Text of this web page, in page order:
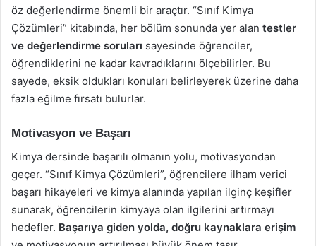
öz değerlendirme önemli bir araçtır. “Sınıf Kimya
Çözümleri” kitabında, her bölüm sonunda yer alan testler
ve değerlendirme soruları sayesinde öğrenciler,
öğrendiklerini ne kadar kavradıklarını ölçebilirler. Bu
sayede, eksik oldukları konuları belirleyerek üzerine daha
fazla eğilme fırsatı bulurlar.
Motivasyon ve Başarı
Kimya dersinde başarılı olmanın yolu, motivasyondan
geçer. “Sınıf Kimya Çözümleri”, öğrencilere ilham verici
başarı hikayeleri ve kimya alanında yapılan ilginç keşifler
sunarak, öğrencilerin kimyaya olan ilgilerini artırmayı
hedefler. Başarıya giden yolda, doğru kaynaklara erişim